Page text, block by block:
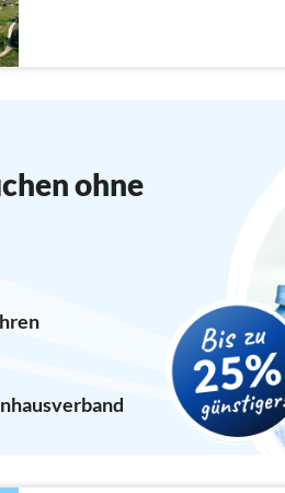
Herd(Holz), Radio)
ohne